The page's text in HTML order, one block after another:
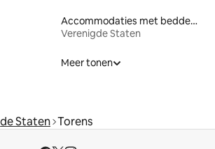
Accommodaties met bedden op toegankelijke hoogte
Verenigde Staten
Meer tonen
Staten Torens